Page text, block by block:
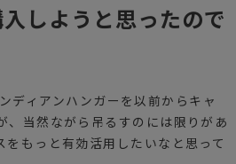
しようと思ったので
ディアンハンガーを以前からキャ
、当然ながら吊るすのには限りがあ
をもっと有効活用したいなと思って